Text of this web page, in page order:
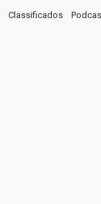
Classificados